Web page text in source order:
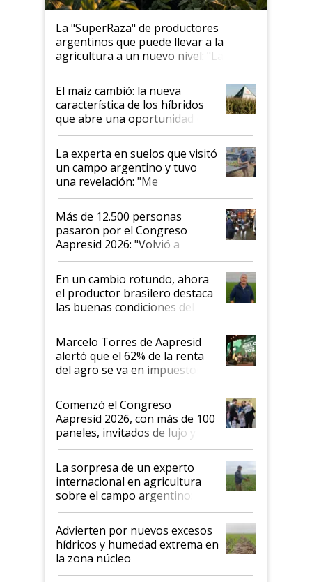
La "SuperRaza" de productores
argentinos que puede llevar a la
agricultura a un nuevo nivel: "Las
posibilidades de crecimiento son
infinitas"
El maíz cambió: la nueva
característica de los híbridos
que abre una oportunidad en
el lote
La experta en suelos que visitó
un campo argentino y tuvo
una revelación: "Me
impresionó mucho"
Más de 12.500 personas
pasaron por el Congreso
Aapresid 2026: "Volvió a
demostrar que hablar del
suelo es hablar de todo el
sistema productivo"
En un cambio rotundo, ahora
el productor brasilero destaca
las buenas condiciones del
agro argentino para invertir:
"Los veo más motivados"
Marcelo Torres de Aapresid
alertó que el 62% de la renta
del agro se va en impuestos:
"No es bueno que en
Argentina se sigan discutiendo
las mismas cosas de hace 50
años"
Comenzó el Congreso
Aapresid 2026, con más de 100
paneles, invitados de lujo y
todas las tendencias
La sorpresa de un experto
internacional en agricultura
sobre el campo argentino:
"Estoy muy impresionado"
Advierten por nuevos excesos
hídricos y humedad extrema en
la zona núcleo